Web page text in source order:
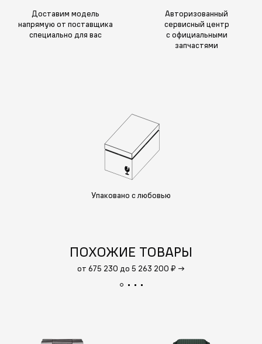
Доставим модель
напрямую от поставщика
специально для вас
Авторизованный
сервисный центр
с официальными
запчастями
Упаковано с любовью
ПОХОЖИЕ ТОВАРЫ
от 675 230 до 5 263 200 ₽ →